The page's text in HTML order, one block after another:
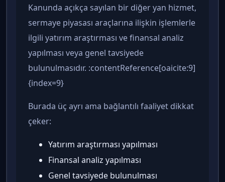
Kanunda açıkça sayılan bir diğer yan hizmet,
sermaye piyasası araçlarına ilişkin işlemlerle
ilgili yatırım araştırması ve finansal analiz
yapılması veya genel tavsiyede
bulunulmasıdır. :contentReference[oaicite:9]
{index=9}
Burada üç ayrı ama bağlantılı faaliyet dikkat
çeker:
Yatırım araştırması yapılması
Finansal analiz yapılması
Genel tavsiyede bulunulması